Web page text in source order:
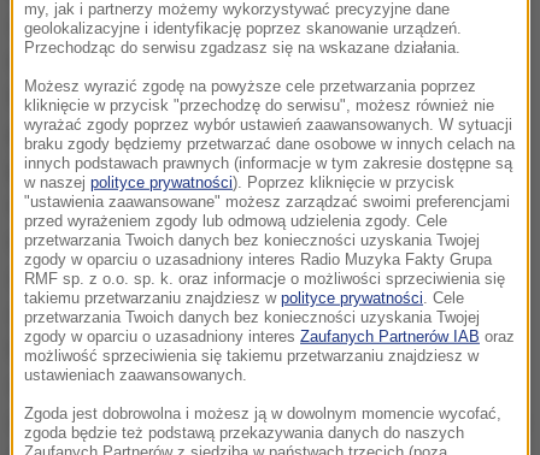
słowa jednego z największych teologów XX wieku,
niemieckiego jezuity kard. Rahnera, który ponad 40
lat temu pisał o procesji Bożego Ciała: "Poprzez
procesję Bożego Ciała mówimy sobie, że jesteśmy
pielgrzymami, którzy nie mają tutaj trwałego
miejsca. Procesja jest świętym ruchem ludzi,
rzeczywiście ze sobą związanych, łagodną falą
spokoju i majestatu, pochodem z kornie złożonymi
dłońmi, a nie gorzko zaciśniętymi pięściami.
Pochodem, który nikomu nie zagraża, nikogo nie
wyklucza i błogosławi nawet tym, co stoją zdziwieni
i patrzą, niczego nie pojmując. Jest to ruch, co niesie
my, jak i partnerzy możemy wykorzystywać precyzyjne dane
geolokalizacyjne i identyfikację poprzez skanowanie urządzeń.
Przechodząc do serwisu zgadzasz się na wskazane działania.
Możesz wyrazić zgodę na powyższe cele przetwarzania poprzez
kliknięcie w przycisk "przechodzę do serwisu", możesz również nie
wyrażać zgody poprzez wybór ustawień zaawansowanych. W sytuacji
braku zgody będziemy przetwarzać dane osobowe w innych celach na
innych podstawach prawnych (informacje w tym zakresie dostępne są
w naszej polityce prywatności). Poprzez kliknięcie w przycisk
"ustawienia zaawansowane" możesz zarządzać swoimi preferencjami
przed wyrażeniem zgody lub odmową udzielenia zgody. Cele
przetwarzania Twoich danych bez konieczności uzyskania Twojej
zgody w oparciu o uzasadniony interes Radio Muzyka Fakty Grupa
RMF sp. z o.o. sp. k. oraz informacje o możliwości sprzeciwienia się
takiemu przetwarzaniu znajdziesz w polityce prywatności . Cele
przetwarzania Twoich danych bez konieczności uzyskania Twojej
zgody w oparciu o uzasadniony interes Zaufanych Partnerów IAB oraz
możliwość sprzeciwienia się takiemu przetwarzaniu znajdziesz w
ustawieniach zaawansowanych.
Zgoda jest dobrowolna i możesz ją w dowolnym momencie wycofać,
zgoda będzie też podstawą przekazywania danych do naszych